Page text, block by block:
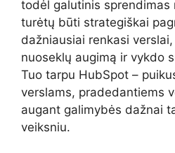
todėl galutinis sprendimas
turėtų būti strategiškai
dažniausiai renkasi
nuoseklų augimą ir vykdo
Tuo tarpu HubSpot –
verslams, pradedantiems
augant galimybės dažnai
veiksniu.